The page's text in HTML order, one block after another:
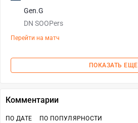
Gen.G
DN SOOPers
Перейти на матч
ПОКАЗАТЬ ЕЩЕ
Комментарии
ПО ДАТЕ ПО ПОПУЛЯРНОСТИ